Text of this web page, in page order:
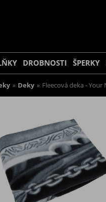
DROBNOSTI ŠPERKY
» Deky » Fleecová deka - Your